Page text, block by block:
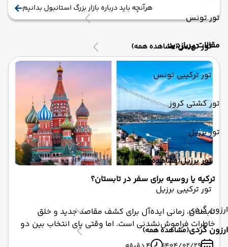
تور تونس
تور تونس(مشاهده همه)
تور ترکیبی تونس
تور کشتی کروز
تور برزیل
تور برزیل(مشاهده همه)
تور ترکیبی برزیل
ارزون گردی
ارزون گردی(مشاهده همه)
هرآنچه باید درباره بازار بزرگ استانبول بدانیم
مقالات پربازدید
ترکیه یا روسیه برای سفر در تابستان؟
تابستان، زمانی ایده‌آل برای کشف مقاصد جدید و خلق
خاطرات فراموش‌نشدنی است. اما وقتی پای انتخاب بین دو
مقصد جذاب مانند ترکیه و روسیه به میان می‌آید،